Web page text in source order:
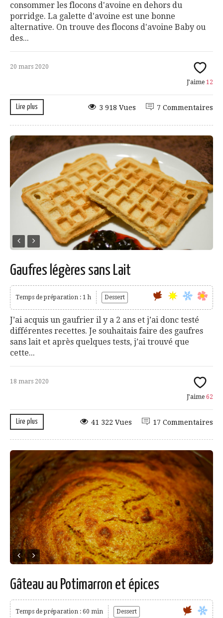
consommer les flocons d'avoine en dehors du
porridge. La galette d'avoine est une bonne
alternative. On trouve des flocons d'avoine Baby ou
des...
20 mars 2020
J'aime 12
Lire plus 7 Commentaires
3 918 Vues
Gaufres légères sans Lait
Temps de préparation : 1 h Dessert
J’ai acquis un gaufrier il y a 2 ans et j’ai donc testé
différentes recettes. Je souhaitais faire des gaufres
sans lait et après quelques tests, j’ai trouvé que
cette...
18 mars 2020
J'aime 62
Lire plus 17 Commentaires
41 322 Vues
Gâteau au Potimarron et épices
Temps de préparation : 60 min Dessert